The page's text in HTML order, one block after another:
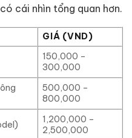
cái nhìn tổng quan hơn.
GIÁ (VND)
150,000 –
300,000
500,000 –
800,000
1,200,000 –
2,500,000